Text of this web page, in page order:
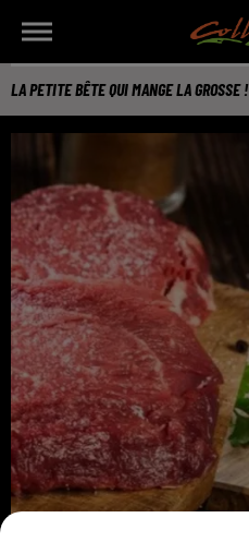
LA PETITE BÊTE QUI MANGE LA GROSSE !